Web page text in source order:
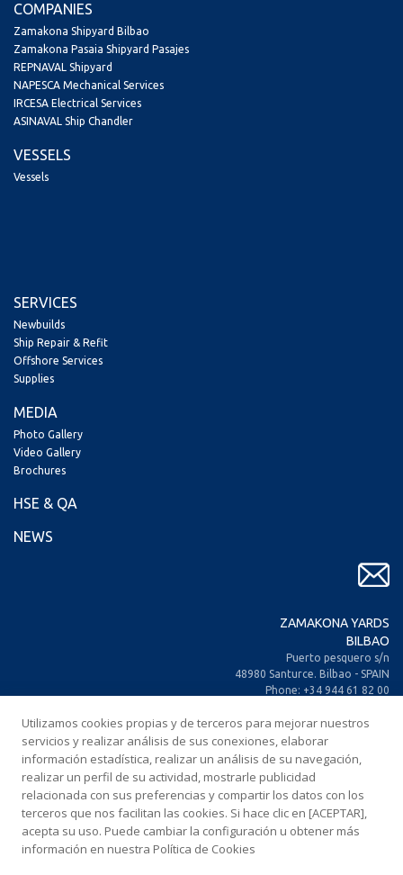
COMPANIES
Zamakona Shipyard Bilbao
Zamakona Pasaia Shipyard Pasajes
REPNAVAL Shipyard
NAPESCA Mechanical Services
IRCESA Electrical Services
ASINAVAL Ship Chandler
VESSELS
Vessels
SERVICES
Newbuilds
Ship Repair & Refit
Offshore Services
Supplies
MEDIA
Photo Gallery
Video Gallery
Brochures
HSE & QA
NEWS
ZAMAKONA YARDS
BILBAO
Puerto pesquero s/n
48980 Santurce. Bilbao - SPAIN
Phone: +34 944 61 82 00
Fax: +34 944 61 25 80
E-mail: zamakona@zamakona.com
ZAMAKONA YARDS
CANARY ISLANDS
CIA. Trasatlántica Española, s/n.
Dársena Exterior. Puerto de Las Palmas.
Utilizamos cookies propias y de terceros para mejorar nuestros
servicios y realizar análisis de sus conexiones, elaborar
información estadística, realizar un análisis de su navegación,
realizar un perfil de su actividad, mostrarle publicidad
relacionada con sus preferencias y compartir los datos con los
terceros que nos facilitan las cookies. Si hace clic en [ACEPTAR],
acepta su uso. Puede cambiar la configuración u obtener más
información en nuestra Política de Cookies